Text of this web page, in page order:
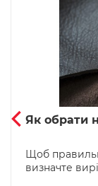
Як обрати
Щоб
визначте